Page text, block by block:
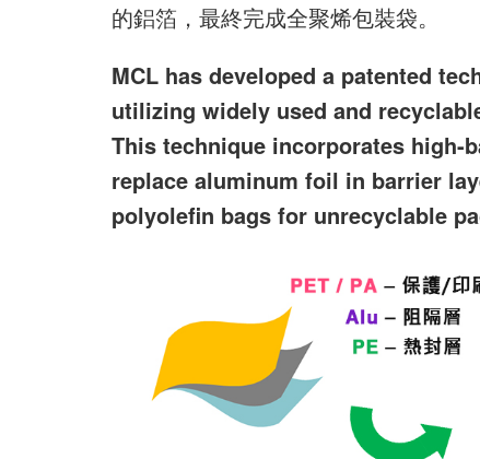
的鋁箔，最終完成全聚烯包裝袋。
MCL has developed a patented
utilizing widely used and
This technique incorporates
replace aluminum foil in barrier
polyolefin bags for unrecyclable